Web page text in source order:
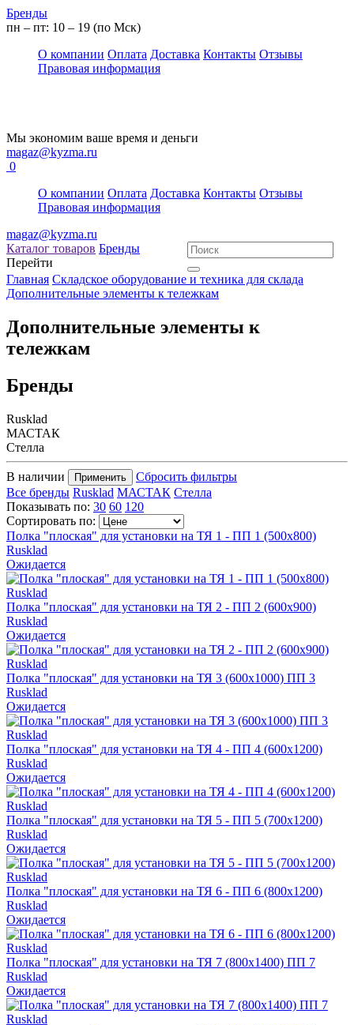
Бренды
пн – пт: 10 – 19 (по Мск)
О компании Оплата Доставка Контакты Отзывы
Правовая информация
Мы экономим ваше время и деньги
magaz@kyzma.ru
0
О компании Оплата Доставка Контакты Отзывы
Правовая информация
magaz@kyzma.ru
Каталог товаров Бренды
Перейти
Главная Складское оборудование и техника для склада
Дополнительные элементы к тележкам
Дополнительные элементы к
тележкам
Бренды
Rusklad
МАСТАК
Стелла
В наличии Применить
Сбросить фильтры
Все бренды Rusklad МАСТАК Стелла
Показывать по: 30 60 120
Сортировать по:
Полка "плоская" для установки на ТЯ 1 - ПП 1 (500х800)
Rusklad
Ожидается
Полка "плоская" для установки на ТЯ 2 - ПП 2 (600х900)
Rusklad
Ожидается
Полка "плоская" для установки на ТЯ 3 (600х1000) ПП 3
Rusklad
Ожидается
Полка "плоская" для установки на ТЯ 4 - ПП 4 (600х1200)
Rusklad
Ожидается
Полка "плоская" для установки на ТЯ 5 - ПП 5 (700х1200)
Rusklad
Ожидается
Полка "плоская" для установки на ТЯ 6 - ПП 6 (800х1200)
Rusklad
Ожидается
Полка "плоская" для установки на ТЯ 7 (800х1400) ПП 7
Rusklad
Ожидается